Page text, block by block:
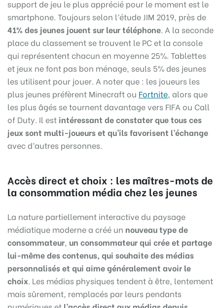
support de jeu le plus apprécié pour le moment est le
smartphone. Toujours selon l’étude JIM 2019, près de
41% des jeunes jouent sur leur téléphone. A la seconde
place du classement se trouvent le PC et la console
qui représentent chacun en moyenne 25%. Tablettes
et jeux ne font pas bon ménage, seuls 5% des jeunes
les utilisent pour jouer. A noter que : les joueurs les
plus jeunes préfèrent Minecraft ou Fortnite, alors que
les plus âgés se tournent davantage vers FIFA ou Call
of Duty. Il est intéressant de constater que tous ces
jeux sont multi-joueurs et qu’ils favorisent l’échange
avec d’autres personnes.
Accès direct et choix : les maîtres-mots de
la consommation média chez les jeunes
La nature partiellement interactive du paysage
médiatique moderne a créé un nouveau type de
consommateur, un consommateur qui crée et partage
lui-même des contenus, qui souhaite des médias
personnalisés et qui aime généralement avoir le
choix. Les médias physiques tendent à être, lentement
mais sûrement, remplacés par leurs pendants